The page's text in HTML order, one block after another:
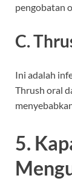
pengobatan
C.
Ini adalah
Thrush oral
5.